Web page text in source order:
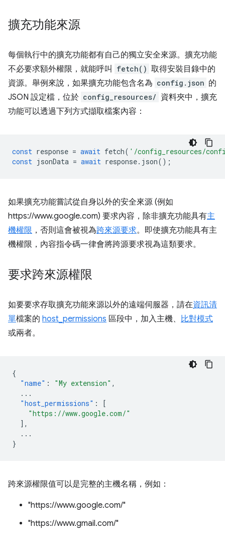
擴充功能來源
每個執行中的擴充功能都有自己的獨立安全來源。擴充功能
不必要求額外權限，就能呼叫
fetch() 取得安裝目錄中的
資源。舉例來說，如果擴充功能包含名為 config.json 的
JSON 設定檔，位於 config_resources/ 資料夾中，擴充
功能可以透過下列方式擷取檔案內容：
const response = await fetch( '/config_resources/
const jsonData = await response. json();
如果擴充功能嘗試從自身以外的安全來源 (例如
https://www.google.com) 要求內容，除非擴充功能具有主
機權限 ，否則這會被視為跨來源要求。即使擴充功能具有主
機權限，內容指令碼一律會將跨源要求視為這類要求。
要求跨來源權限
如要要求存取擴充功能來源以外的遠端伺服器，請在資訊清
單檔案的 host_permissions 區段中，加入主機、 比對模式
或兩者。
{
"name" : "My extension" ,
...
"host_permissions" :
[
"https://www.google.com/"
],
...
}
跨來源權限值可以是完整的主機名稱，例如：
"https://www.google.com/"
"https://www.gmail.com/"